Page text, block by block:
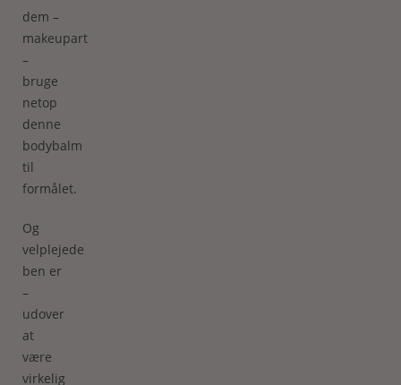
dem –
makeupartisterne
–
bruge
netop
denne
bodybalm
til
formålet.
Og
velplejede
ben er
–
udover
at
være
virkelig